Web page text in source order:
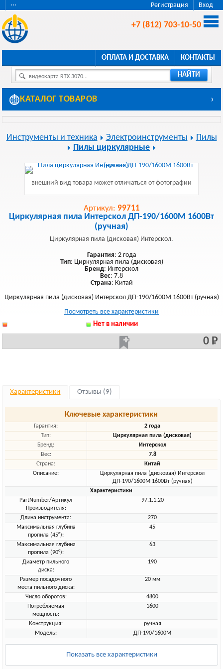
Регистрация Вход
···
+7 (812) 703-10-50
ОПЛАТА И ДОСТАВКА КОНТАКТЫ
видеокарта RTX 3070... НАЙТИ
КАТАЛОГ ТОВАРОВ ›
Инструменты и техника Электроинструменты
Пилы
Пилы циркулярные
внешний вид товара может отличаться от фотографии
Артикул: 99711
Циркулярная пила Интерскол ДП-190/1600М 1600Вт
(ручная)
Циркулярная пила (дисковая) Интерскол.
Гарантия: 2 года
Тип: Циркулярная пила (дисковая)
Бренд: Интерскол
Вес: 7.8
Страна: Китай
Циркулярная пила (дисковая) Интерскол ДП-190/1600М 1600Вт (ручная)
Посмотреть все характеристики
Нет в наличии
0 Р
Характеристики Отзывы (9)
Ключевые характеристики
Гарантия:
2 года
Тип:
Циркулярная пила (дисковая)
Бренд:
Интерскол
Вес:
7.8
Страна:
Китай
Описание:
Циркулярная пила (дисковая) Интерскол
ДП-190/1600М 1600Вт (ручная)
Характеристики
PartNumber/Артикул
Производителя:
97.1.1.20
Длина инструмента:
270
Максимальная глубина
пропила (45°):
45
Максимальная глубина
пропила (90°):
63
Диаметр пильного
диска:
190
Размер посадочного
места пильного диска:
20 мм
Число оборотов:
4800
Потребляемая
мощность:
1600
Конструкция:
ручная
Модель:
ДП-190/1600М
Показать все характеристики